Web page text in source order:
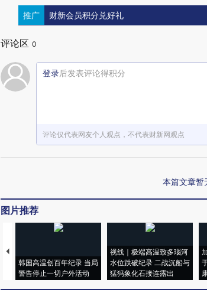
推广 财新会员积分兑好礼
评论区 0
登录后发表评论得积分
评论仅代表网友个人观点，不代表财新网观点
本篇文章暂
图片推荐
韩国高温创百年纪录 当局
警告停止一切户外活动
视线｜极端高温致多瑙河
水位跌破纪录 二战沉船与
猛犸象化石接连露出